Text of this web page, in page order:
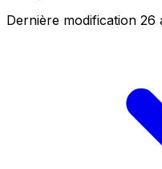
Dernière modification 26